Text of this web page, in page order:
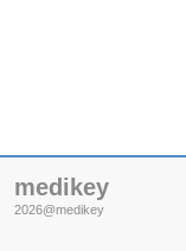
medikey
2026@medikey